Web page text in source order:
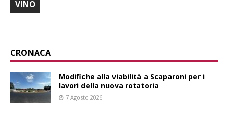
VINO
CRONACA
Modifiche alla viabilità a Scaparoni per i
lavori della nuova rotatoria
7 Agosto 2026